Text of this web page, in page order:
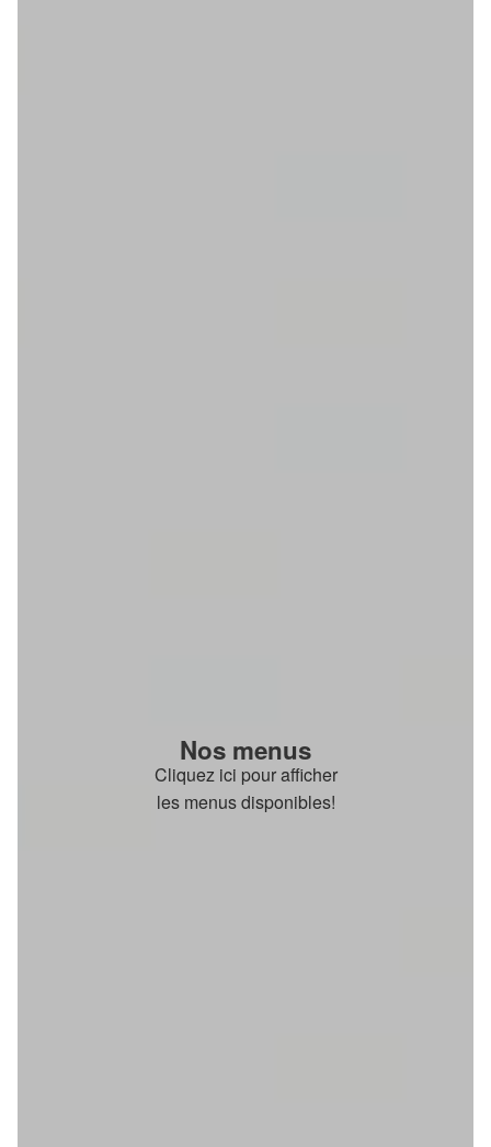
Nos menus
Cliquez ici pour afficher
les menus disponibles!